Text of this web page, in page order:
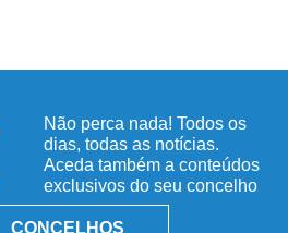
Não perca nada! Todos os
dias, todas as notícias.
Aceda também a conteúdos
exclusivos do seu concelho
CONCELHOS